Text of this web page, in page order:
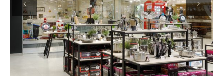
Previous Next